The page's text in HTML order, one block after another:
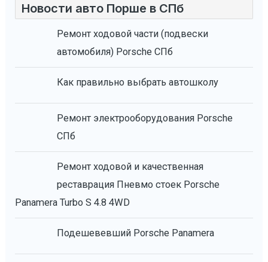
Новости авто Порше в СПб
Ремонт ходовой части (подвески
автомобиля) Porsche СПб
Как правильно выбрать автошколу
Ремонт электрооборудования Porsche
СПб
Ремонт ходовой и качественная
реставрация Пневмо стоек Porsche
Panamera Turbo S 4.8 4WD
Подешевевший Porsche Panamera